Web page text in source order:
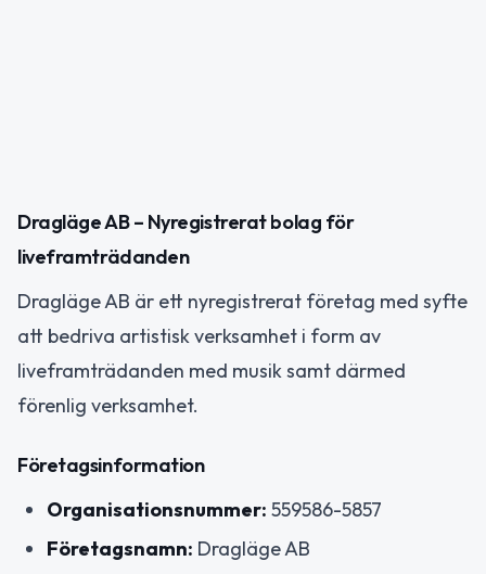
Dragläge AB – Nyregistrerat bolag för
liveframträdanden
Dragläge AB är ett nyregistrerat företag med syfte
att bedriva artistisk verksamhet i form av
liveframträdanden med musik samt därmed
förenlig verksamhet.
Företagsinformation
Organisationsnummer: 559586-5857
Företagsnamn: Dragläge AB